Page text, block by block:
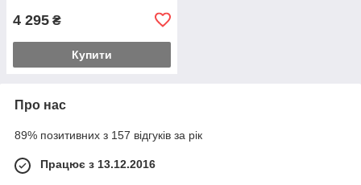
4 295 ₴
Купити
Про нас
89% позитивних з 157 відгуків за рік
Працює з 13.12.2016